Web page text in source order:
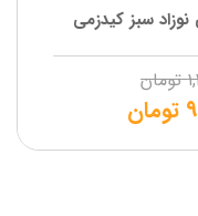
سبز کیدزمی
تومان
تومان